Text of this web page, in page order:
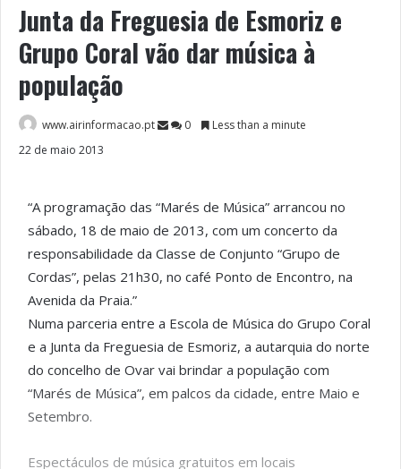
Junta da Freguesia de Esmoriz e
Grupo Coral vão dar música à
população
www.airinformacao.pt 0
Less than a minute
22 de maio 2013
“A programação das “Marés de Música” arrancou no
sábado, 18 de maio de 2013, com um concerto da
responsabilidade da Classe de Conjunto “Grupo de
Cordas”, pelas 21h30, no café Ponto de Encontro, na
Avenida da Praia.”
Numa parceria entre a Escola de Música do Grupo Coral
e a Junta da Freguesia de Esmoriz, a autarquia do norte
do concelho de Ovar vai brindar a população com
“Marés de Música”, em palcos da cidade, entre Maio e
Setembro.
Espectáculos de música gratuitos em locais